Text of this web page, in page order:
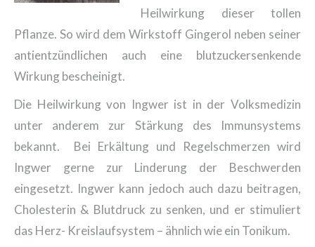
Heilwirkung dieser tollen
Pflanze. So wird dem Wirkstoff Gingerol neben seiner
antientzündlichen auch eine blutzuckersenkende
Wirkung bescheinigt.
Die Heilwirkung von Ingwer ist in der Volksmedizin
unter anderem zur Stärkung des Immunsystems
bekannt. Bei Erkältung und Regelschmerzen wird
Ingwer gerne zur Linderung der Beschwerden
eingesetzt. Ingwer kann jedoch auch dazu beitragen,
Cholesterin & Blutdruck zu senken, und er stimuliert
das Herz- Kreislaufsystem – ähnlich wie ein Tonikum.